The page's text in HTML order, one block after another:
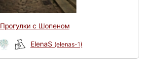
Прогулки с Шопеном
ElenaS (elenas-1)